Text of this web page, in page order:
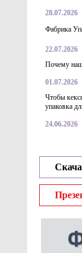
28.07.2026
Фабрика
22.07.2026
Почему
01.07.2026
Чтобы
упаковка
24.06.2026